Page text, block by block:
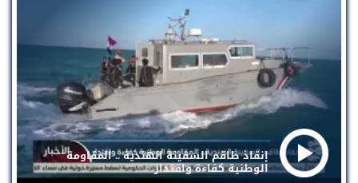
إنقاذ طاقم السفينة الهندية .. المقاومة
الوطنية كفاءة واقتدار